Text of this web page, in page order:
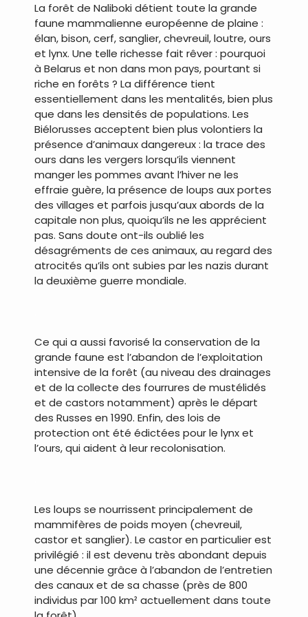
La forêt de Naliboki détient toute la grande
faune mammalienne européenne de plaine :
élan, bison, cerf, sanglier, chevreuil, loutre, ours
et lynx. Une telle richesse fait rêver : pourquoi
à Belarus et non dans mon pays, pourtant si
riche en forêts ? La différence tient
essentiellement dans les mentalités, bien plus
que dans les densités de populations. Les
Biélorusses acceptent bien plus volontiers la
présence d’animaux dangereux : la trace des
ours dans les vergers lorsqu’ils viennent
manger les pommes avant l’hiver ne les
effraie guère, la présence de loups aux portes
des villages et parfois jusqu’aux abords de la
capitale non plus, quoiqu’ils ne les apprécient
pas. Sans doute ont-ils oublié les
désagréments de ces animaux, au regard des
atrocités qu’ils ont subies par les nazis durant
la deuxième guerre mondiale.
Ce qui a aussi favorisé la conservation de la
grande faune est l’abandon de l’exploitation
intensive de la forêt (au niveau des drainages
et de la collecte des fourrures de mustélidés
et de castors notamment) après le départ
des Russes en 1990. Enfin, des lois de
protection ont été édictées pour le lynx et
l’ours, qui aident à leur recolonisation.
Les loups se nourrissent principalement de
mammifères de poids moyen (chevreuil,
castor et sanglier). Le castor en particulier est
privilégié : il est devenu très abondant depuis
une décennie grâce à l’abandon de l’entretien
des canaux et de sa chasse (près de 800
individus par 100 km² actuellement dans toute